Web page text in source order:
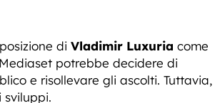
di Vladimir Luxuria come
potrebbe decidere di
e risollevare gli ascolti. Tuttavia,
sviluppi.